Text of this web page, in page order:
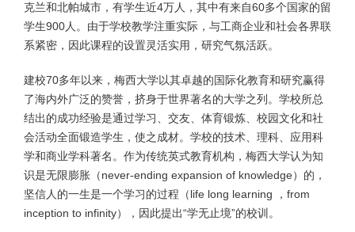
克兰和北帕城市，有学生近4万人，其中有来自60多个国家的留
学生900人。由于学校教学注重实际，与工商企业和社会各界联
系紧密，因此课程的设置灵活实用，研究气氛活跃。
建校70多年以来，梅西大学以其卓越的国际化教育和研究赢得
了海内外广泛的赞誉，挤身于世界著名的大学之列。学校所总
结出的成功经验是通过学习、交友、体育锻炼、校园文化和社
会活动全面锻造学生，使之成材。学校的技术、理科、应用科
学和商业学科著名。作为传统英式教育机构，梅西大学认为知
识是无限膨胀（never-ending expansion of knowledge）的，
坚信人的一生是一个学习的过程（life long learning ，from
inception to infinity），因此提出“学无止境”的校训。